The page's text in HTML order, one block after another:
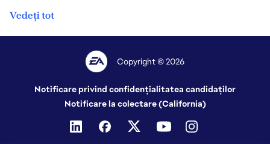
Vedeți tot
Copyright © 2026
Notificare privind confidențialitatea candidaților
Notificare la colectare (California)